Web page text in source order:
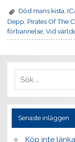
Död mans kista
Depp Pirates Of The
förbannelse ,Vid
Senaste inläggen
Köp inte